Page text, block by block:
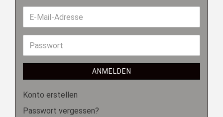
ANMELDEN
Konto erstellen
Passwort vergessen?